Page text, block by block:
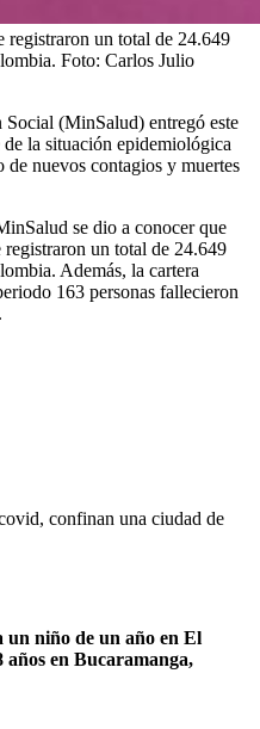
registraron un total de 24.649
Foto: Carlos Julio
(MinSalud) entregó este
la situación epidemiológica
nuevos contagios y muertes
se dio a conocer que
registraron un total de 24.649
Además, la cartera
163 personas fallecieron
confinan una ciudad de
un niño de un año en El
en Bucaramanga,